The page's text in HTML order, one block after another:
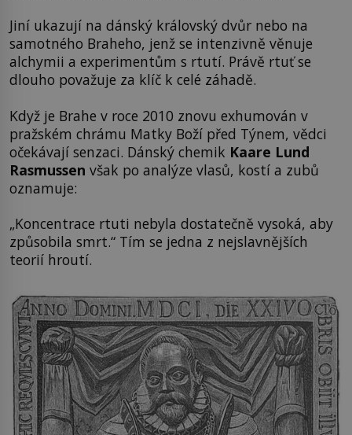
Jiní ukazují na dánský královský dvůr nebo na
samotného Braheho, jenž se intenzivně věnuje
alchymii a experimentům s rtutí. Právě rtuť se
dlouho považuje za klíč k celé záhadě.
Když je Brahe v roce 2010 znovu exhumován v
pražském chrámu Matky Boží před Týnem, vědci
očekávají senzaci. Dánský chemik Kaare Lund
Rasmussen však po analýze vlasů, kostí a zubů
oznamuje:
„Koncentrace rtuti nebyla dostatečně vysoká, aby
způsobila smrt.“ Tím se jedna z nejslavnějších
teorií hroutí.